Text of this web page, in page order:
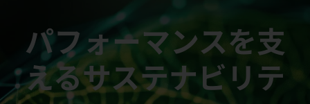
パフォーマンスを支
えるサステナビリテ